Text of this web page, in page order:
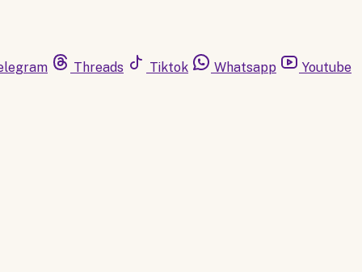
Threads Tiktok Whatsapp Youtube